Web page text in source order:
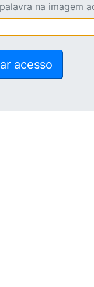
na imagem